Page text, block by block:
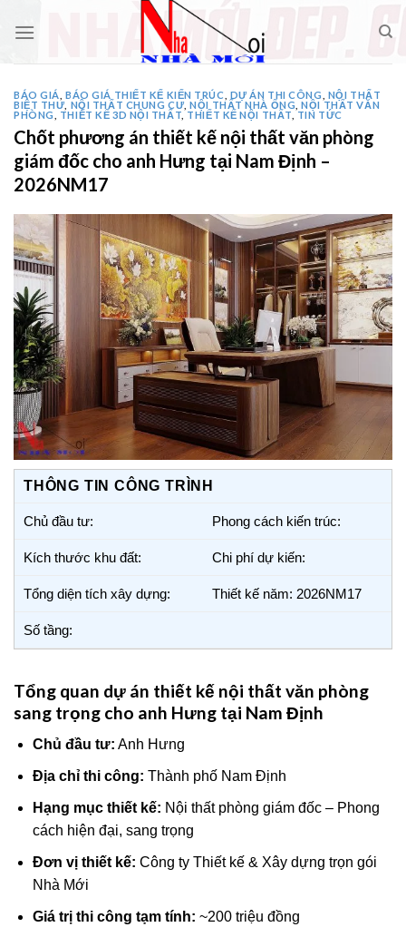
BÁO GIÁ ,BÁO GIÁ THIẾT KẾ KIẾN TRÚC DỰ ÁN THI CÔNG
NỘI THẤT
BIỆT THƯ NỘI THẤT CHUNG CƯ ,NỘI THẤT NHÀ ỐNG ,NỘI THẤT VĂN
PHÒNG
THIẾT KẾ 3D NỘI THẤT ,THIẾT KẾ NỘI THẤT ,TIN TỨC
Chốt phương án thiết kế nội thất văn phòng
giám đốc cho anh Hưng tại Nam Định –
2026NM17
THÔNG TIN CÔNG TRÌNH
Chủ đầu tư: Phong cách kiến trúc:
Kích thước khu đất: Chi phí dự kiến:
Tổng diện tích xây dựng: Thiết kế năm: 2026NM17
Số tầng:
Tổng quan dự án thiết kế nội thất văn phòng
sang trọng cho anh Hưng tại Nam Định
Chủ đầu tư: Anh Hưng
Địa chỉ thi công: Thành phố Nam Định
Hạng mục thiết kế: Nội thất phòng giám đốc – Phong
cách hiện đại, sang trọng
Đơn vị thiết kế: Công ty Thiết kế & Xây dựng trọn gói
Nhà Mới
Giá trị thi công tạm tính: ~200 triệu đồng